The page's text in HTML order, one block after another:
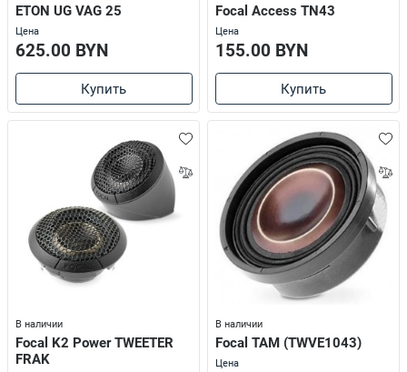
ETON UG VAG 25
Цена
625.00 BYN
Купить
Focal Access TN43
Цена
155.00 BYN
Купить
В наличии
Focal K2 Power TWEETER
FRAK
В наличии
Focal TAM (TWVE1043)
Цена